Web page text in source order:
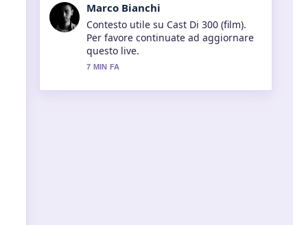
Elena Ricci
La copertura di Better Call Saul vs
Breaking Bad: Confronto... sembra
solida e molto facile da seguire.
9 MIN FA